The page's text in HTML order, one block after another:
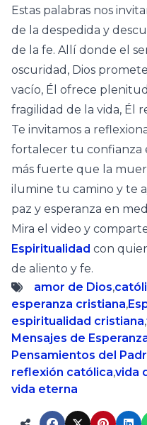
Estas palabras nos
de la despedida y
de la fe. Allí donde el
oscuridad, Dios
vacío, Él ofrece
fragilidad de la vida, Él
Te invitamos a
fortalecer tu confianza
más fuerte que la
ilumine tu camino y te
paz y esperanza en
Mira el video y
Espiritualidad con
de aliento y fe.
amor de Dios,
esperanza cristiana,
espiritualidad cristiana,
Mensajes de
Pensamientos del
reflexión católica,vida
vida eterna